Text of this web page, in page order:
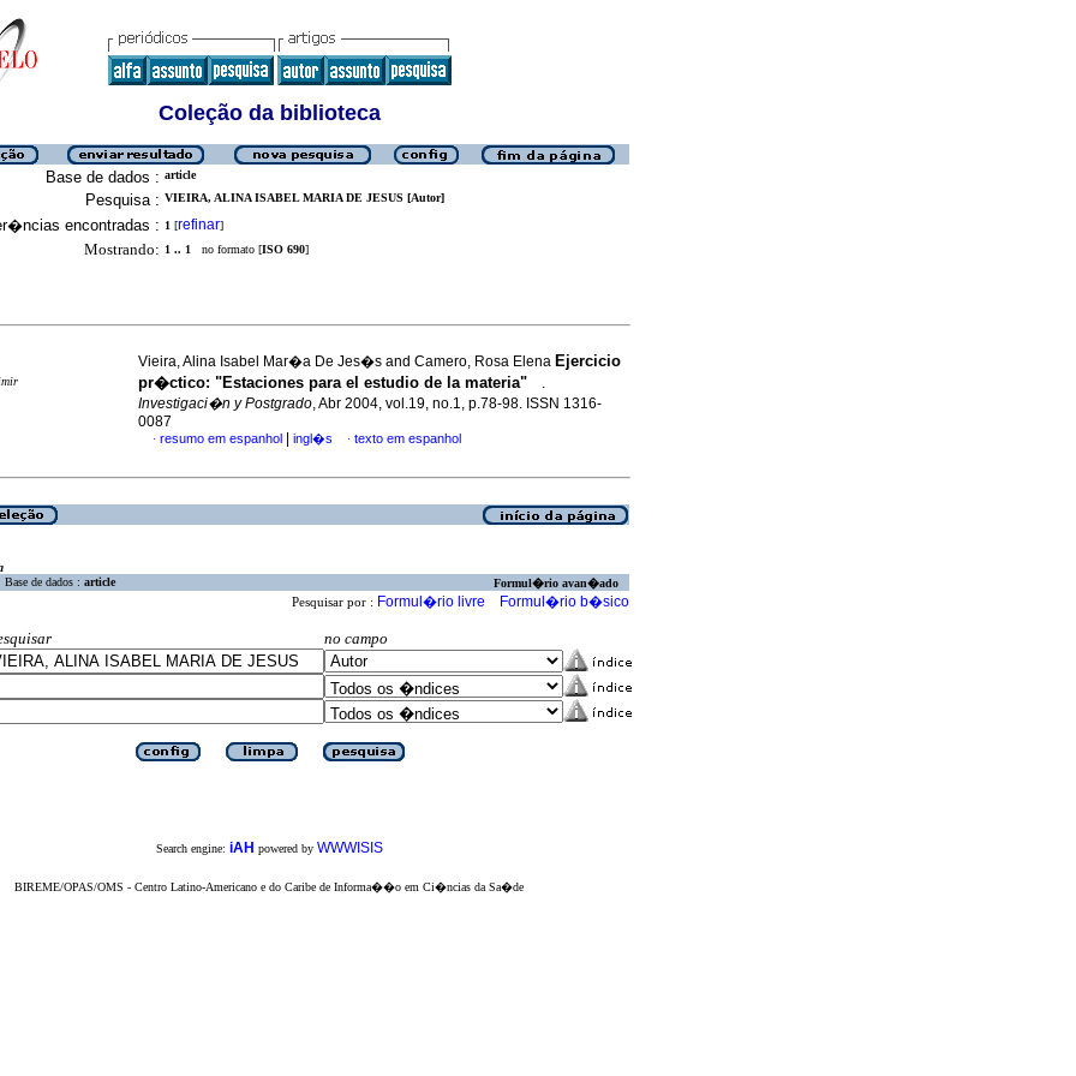
Coleção da biblioteca
Base de dados : article
Pesquisa : VIEIRA, ALINA ISABEL MARIA DE JESUS [Autor]
encontradas : 1 [refinar]
Mostrando: 1 .. 1 no formato [ISO 690]
Vieira, Alina Isabel Mar�a De Jes�s and Camero, Rosa Elena Ejercicio
pr�ctico: "Estaciones para el estudio de la materia"
.
Investigaci�n y Postgrado, Abr 2004, vol.19, no.1, p.78-98. ISSN 1316-
0087
· resumo em espanhol ingl�s · texto em espanhol
Base de dados : article Formul�rio avan�ado
Pesquisar por : Formul�rio livre Formul�rio b�sico
no campo
Search engine: iAH powered by WWWISIS
BIREME/OPAS/OMS - Centro Latino-Americano e do Caribe de Informa��o em Ci�ncias da Sa�de